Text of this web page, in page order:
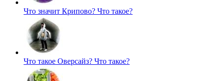
Что значит Крипово? Что такое?
Что такое Оверсайз? Что такое?